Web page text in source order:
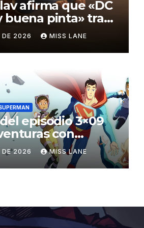
afirma que «DC
buena pinta» tras
«Supergirl»
DE 2026 MISS LANE
episodio 3×09
con
DE 2026 MISS LANE